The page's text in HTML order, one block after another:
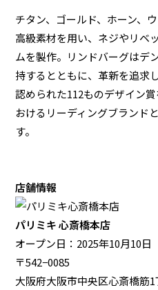
チタン、ゴールド、ホーン、
高級素材を用い、ネジやリベ
ムを製作。リンドバーグはデ
持するとともに、革新を追求
認められた112ものデザイン
おけるリーディングブランド
す。
店舗情報
パリミキ 心斎橋本店
オープン日：2025年10月10日
〒542−0085
大阪府大阪市中央区心斎橋筋